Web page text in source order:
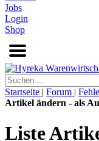
Jobs
Login
Shop
Startseite | Forum |
Artikel ändern - als
Liste